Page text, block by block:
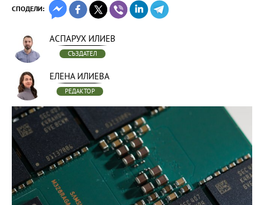
СПОДЕЛИ:
АСПАРУХ ИЛИЕВ
СЪЗДАТЕЛ
ЕЛЕНА ИЛИЕВА
РЕДАКТОР